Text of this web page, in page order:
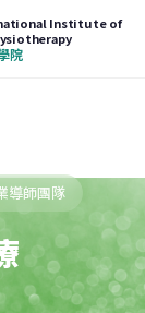
Institute of
院
導師團隊